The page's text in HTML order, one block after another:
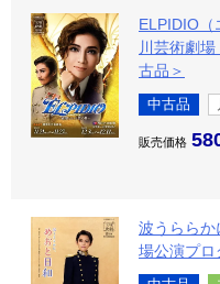
ELPIDIO
川芸術劇
古品＞
中古品
販売価格
波うらら
場公演プロ